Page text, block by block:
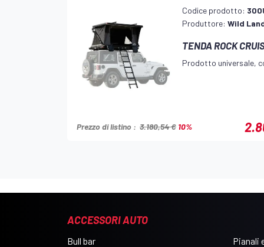
•Materasso 5 cm high densitity foam + tappetino
• Telaio interamente in alluminio, scaletta
2 barre portatutto
Codice prodotto:
Produttore:Wild
TENDA ROCK
Prodotto universale,
Prezzo di listino : 3.180,54 € 10%
ACCESSORI AUTO
Bull bar
Pianali